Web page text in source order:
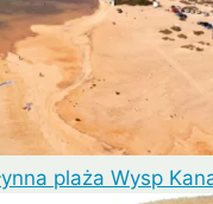
Brazylia
Urugwaj
plaża Wysp